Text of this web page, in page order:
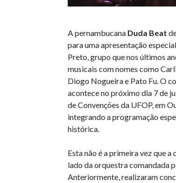
A pernambucana Duda Beat
para uma apresentação
Preto, grupo que nos últimos
musicais com nomes como
Diogo Nogueira e Pato Fu. O
acontece no próximo dia 7 de
de Convenções da UFOP, em
integrando a programação
histórica.
Esta não é a primeira vez que
lado da orquestra comandada
Anteriormente, realizaram